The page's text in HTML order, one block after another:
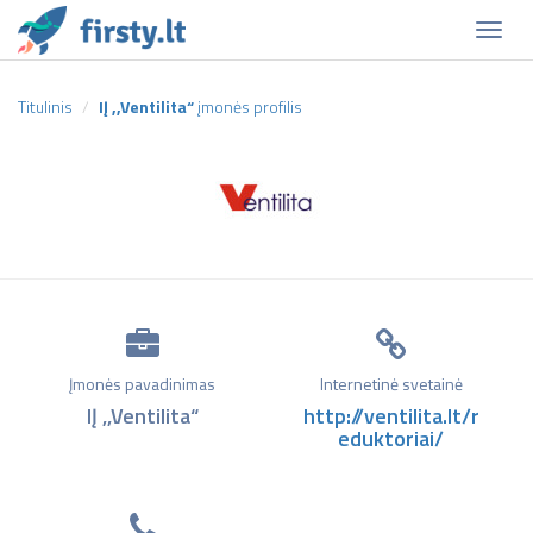
Titulinis IĮ ,,Ventilita“įmonės profilis
Įmonės pavadinimas
IĮ ,,Ventilita“
Internetinė svetainė
http://ventilita.lt/r
eduktoriai/